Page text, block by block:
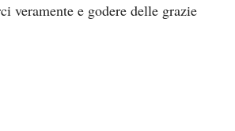
e godere delle grazie